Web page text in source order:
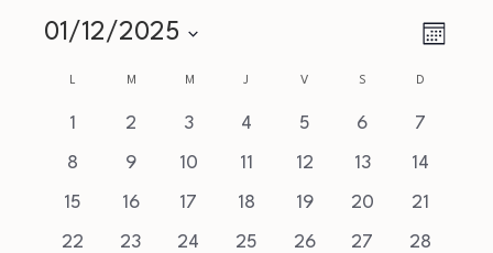
N
a
v
i
g
N
Mois
01/12/2025
date.
L M M MERCREDI
J V VENDREDI
S D
0
évènements
1
0
évènements
2
0
évènements
3
0
évènements
4
0
évènements
5
0
évènements
6
0
7
0
évènements
8
0
évènements
9
0
évènements
10
0
évènements
11
0
évènements
12
0
évènements
13
0
14
0
évènements
15
0
évènements
16
0
évènements
17
0
évènements
18
0
évènements
19
0
évènements
20
0
21
0
22
0
23
0
24
0
25
0
26
0
27
0
28